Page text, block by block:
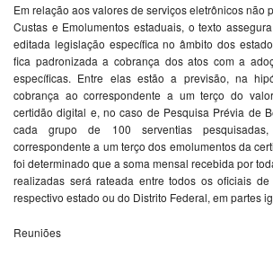
Em relação aos valores de serviços eletrônicos não
Custas e Emolumentos estaduais, o texto
editada legislação específica no âmbito dos
fica padronizada a cobrança dos atos com a
específicas. Entre elas estão a previsão, na
cobrança ao correspondente a um terço do
certidão digital e, no caso de Pesquisa Prévia de
cada grupo de 100 serventias
correspondente a um terço dos emolumentos da
foi determinado que a soma mensal recebida por
realizadas será rateada entre todos os oficiais
respectivo estado ou do Distrito Federal, em partes
Reuniões